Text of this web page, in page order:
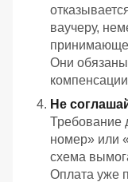
ваучеру,
Они
Не
Требование
номер» или
схема
Оплата уже